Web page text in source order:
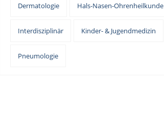
Dermatologie Hals-Nasen-Ohrenheilkunde
Interdisziplinär Kinder- & Jugendmedizin
Pneumologie